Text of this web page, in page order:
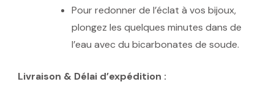
Pour redonner de l’éclat à vos bijoux,
plongez les quelques minutes dans de
l’eau avec du bicarbonates de soude.
Livraison & Délai d’expédition :